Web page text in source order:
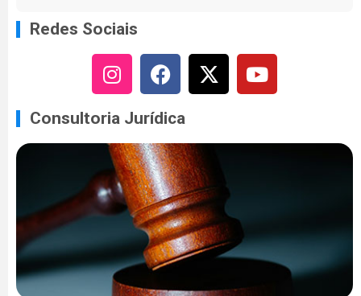
Redes Sociais
Consultoria Jurídica